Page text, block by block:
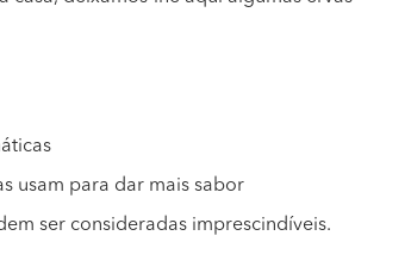
usam para dar mais sabor
ser consideradas imprescindíveis.